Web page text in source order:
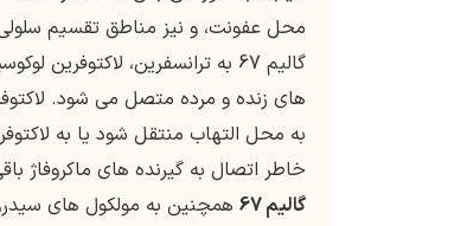
محل عفونت، و نیز مناطق تقسیم
گالیم 67 به ترانسفرین،
به محل التهاب منتقل شود یا به
خاطر اتصال به گیرنده های ماکروفاژ
گالیم 67
همچنین به مولکول های